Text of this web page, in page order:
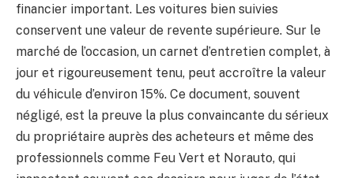
financier important. Les voitures bien suivies
conservent une valeur de revente supérieure. Sur le
marché de l’occasion, un carnet d’entretien complet, à
jour et rigoureusement tenu, peut accroître la valeur
du véhicule d’environ 15%. Ce document, souvent
négligé, est la preuve la plus convaincante du sérieux
du propriétaire auprès des acheteurs et même des
professionnels comme Feu Vert et Norauto, qui